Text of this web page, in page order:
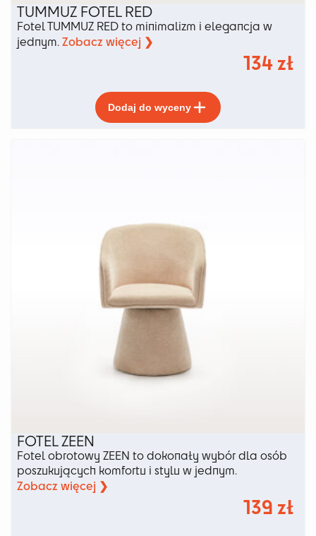
TUMMUZ FOTEL RED
Fotel TUMMUZ RED to minimalizm i elegancja w
jednym. Zobacz więcej ❯
134zł
Dodaj do wyceny
produkt
ma
stronie
produktu
FOTEL ZEEN
Fotel obrotowy ZEEN to dokonały wybór dla osób
poszukujących komfortu i stylu w jednym.
Zobacz więcej ❯
139 zł